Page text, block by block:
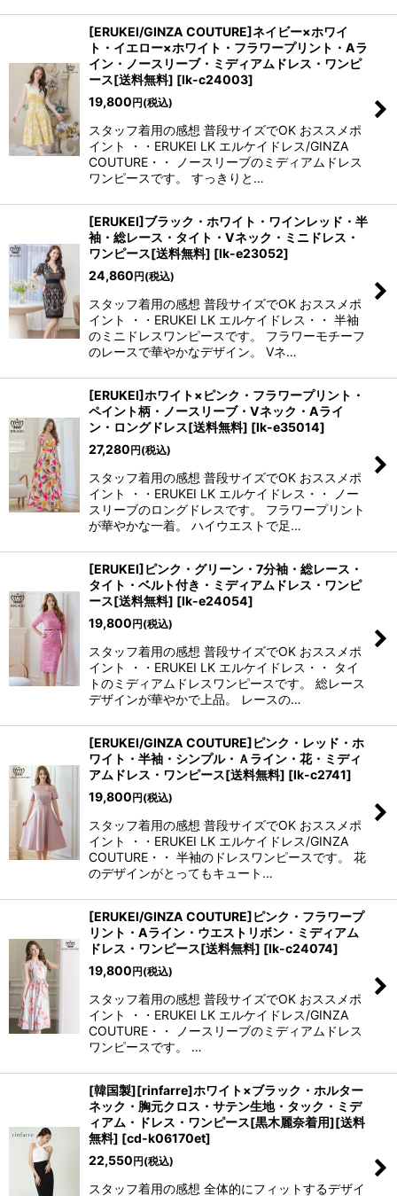
[ERUKEI/GINZA COUTURE]ネイビー×ホワイ
ト・イエロー×ホワイト・フラワープリント・Aラ
イン・ノースリーブ・ミディアムドレス・ワンピ
ース[送料無料] [lk-c24003]
19,800円(税込)
スタッフ着用の感想 普段サイズでOK おススメポ
イント ・・ERUKEI LK エルケイドレス/GINZA
COUTURE・・ ノースリーブのミディアムドレス
ワンピースです。 すっきりと…
[ERUKEI]ブラック・ホワイト・ワインレッド・半
袖・総レース・タイト・Vネック・ミニドレス・
ワンピース[送料無料] [lk-e23052]
24,860円(税込)
スタッフ着用の感想 普段サイズでOK おススメポ
イント ・・ERUKEI LK エルケイドレス・・ 半袖
のミニドレスワンピースです。 フラワーモチーフ
のレースで華やかなデザイン。 Vネ…
[ERUKEI]ホワイト×ピンク・フラワープリント・
ペイント柄・ノースリーブ・Vネック・Aライ
ン・ロングドレス[送料無料] [lk-e35014]
27,280円(税込)
スタッフ着用の感想 普段サイズでOK おススメポ
イント ・・ERUKEI LK エルケイドレス・・ ノー
スリーブのロングドレスです。 フラワープリント
が華やかな一着。 ハイウエストで足…
[ERUKEI]ピンク・グリーン・7分袖・総レース・
タイト・ベルト付き・ミディアムドレス・ワンピ
ース[送料無料] [lk-e24054]
19,800円(税込)
スタッフ着用の感想 普段サイズでOK おススメポ
イント ・・ERUKEI LK エルケイドレス・・ タイ
トのミディアムドレスワンピースです。 総レース
デザインが華やかで上品。 レースの…
[ERUKEI/GINZA COUTURE]ピンク・レッド・ホ
ワイト・半袖・シンプル・Ａライン・花・ミディ
アムドレス・ワンピース[送料無料] [lk-c2741]
19,800円(税込)
スタッフ着用の感想 普段サイズでOK おススメポ
イント ・・ERUKEI LK エルケイドレス/GINZA
COUTURE・・ 半袖のドレスワンピースです。 花
のデザインがとってもキュート…
[ERUKEI/GINZA COUTURE]ピンク・フラワープ
リント・Aライン・ウエストリボン・ミディアム
ドレス・ワンピース[送料無料] [lk-c24074]
19,800円(税込)
スタッフ着用の感想 普段サイズでOK おススメポ
イント ・・ERUKEI LK エルケイドレス/GINZA
COUTURE・・ ノースリーブのミディアムドレス
ワンピースです。 …
[韓国製][rinfarre]ホワイト×ブラック・ホルター
ネック・胸元クロス・サテン生地・タック・ミデ
ィアム・ドレス・ワンピース[黒木麗奈着用][送料
無料] [cd-k06170et]
22,550円(税込)
スタッフ着用の感想 全体的にフィットするデザイ
ピース
、自分らしく、美しく。-
エレガンスをひとさじー
エット。 夏の視線を独り占めする「夏の主役ラップロングドレス」